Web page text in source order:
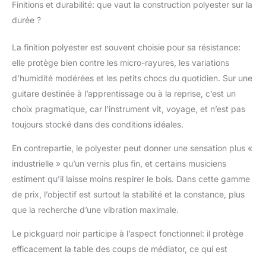
Finitions et durabilité: que vaut la construction polyester sur la
durée ?
La finition polyester est souvent choisie pour sa résistance:
elle protège bien contre les micro-rayures, les variations
d’humidité modérées et les petits chocs du quotidien. Sur une
guitare destinée à l’apprentissage ou à la reprise, c’est un
choix pragmatique, car l’instrument vit, voyage, et n’est pas
toujours stocké dans des conditions idéales.
En contrepartie, le polyester peut donner une sensation plus «
industrielle » qu’un vernis plus fin, et certains musiciens
estiment qu’il laisse moins respirer le bois. Dans cette gamme
de prix, l’objectif est surtout la stabilité et la constance, plus
que la recherche d’une vibration maximale.
Le pickguard noir participe à l’aspect fonctionnel: il protège
efficacement la table des coups de médiator, ce qui est